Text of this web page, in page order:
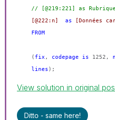
// [@219:221] as
[@222:n]
as
[Données
FROM
( fix , codepage is 1252,
lines );
View solution in original
Ditto - same here!